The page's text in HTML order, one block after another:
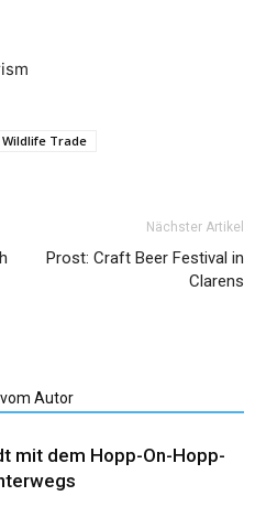
Trade
Nächster Artikel
Prost: Craft Beer Festival in
Clarens
Autor
mit dem Hopp-On-Hopp-